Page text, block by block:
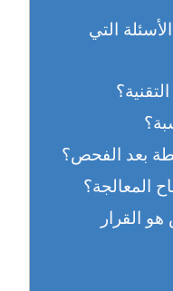
التي
بعد الفحص؟
المعالجة؟
القرار